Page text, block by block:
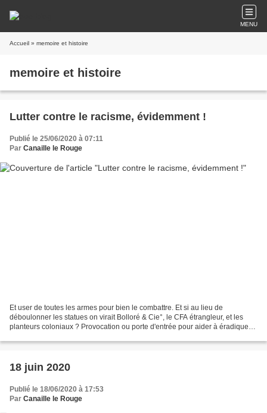
MENU
Accueil » memoire et histoire
memoire et histoire
Lutter contre le racisme, évidemment !
Publié le 25/06/2020 à 07:11
Par Canaille le Rouge
Et user de toutes les armes pour bien le combattre. Et si au lieu de
déboulonner les statues on virait Bolloré & Cie°, le CFA étrangleur, et les
planteurs coloniaux ? Provocation ou porte d'entrée pour aider à éradiquer
18 juin 2020
Publié le 18/06/2020 à 17:53
Par Canaille le Rouge